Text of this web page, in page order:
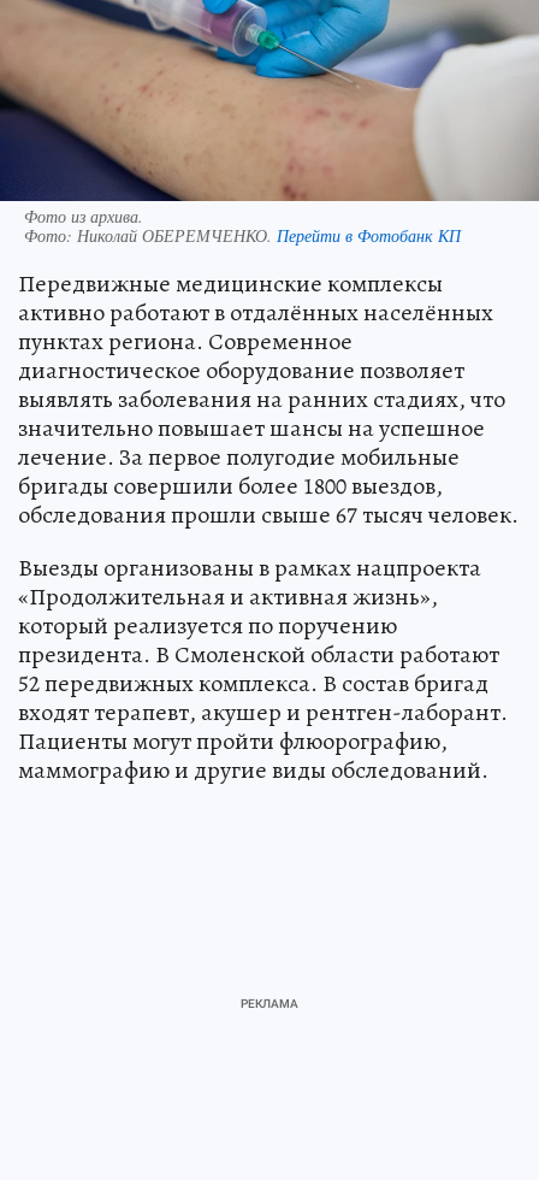
Фото из архива.
Фото: Николай ОБЕРЕМЧЕНКО. Перейти в Фотобанк КП
Передвижные медицинские комплексы
активно работают в отдалённых населённых
пунктах региона. Современное
диагностическое оборудование позволяет
выявлять заболевания на ранних стадиях, что
значительно повышает шансы на успешное
лечение. За первое полугодие мобильные
бригады совершили более 1800 выездов,
обследования прошли свыше 67 тысяч человек.
Выезды организованы в рамках нацпроекта
«Продолжительная и активная жизнь»,
который реализуется по поручению
президента. В Смоленской области работают
52 передвижных комплекса. В состав бригад
входят терапевт, акушер и рентген-лаборант.
Пациенты могут пройти флюорографию,
маммографию и другие виды обследований.